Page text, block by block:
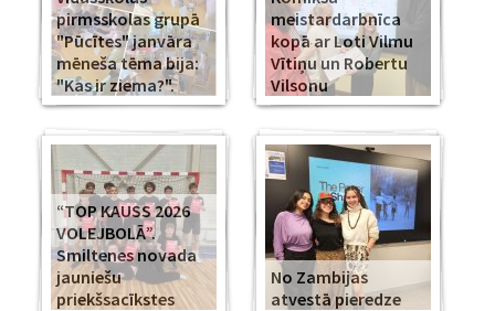
pirmsskolas grupā
"Pūcītes" janvāra
mēneša tēma bija:
"Kas ir ziema?".
meistardarbnīca
kopā ar Loti Vilmu
Vītiņu un Robertu
Vilsonu
“TOP KAUSS 2026
VOLEJBOLĀ”.
Smiltenes novada
jauniešu
priekšsacīkstes
No Zambijas
atvestā pieredze